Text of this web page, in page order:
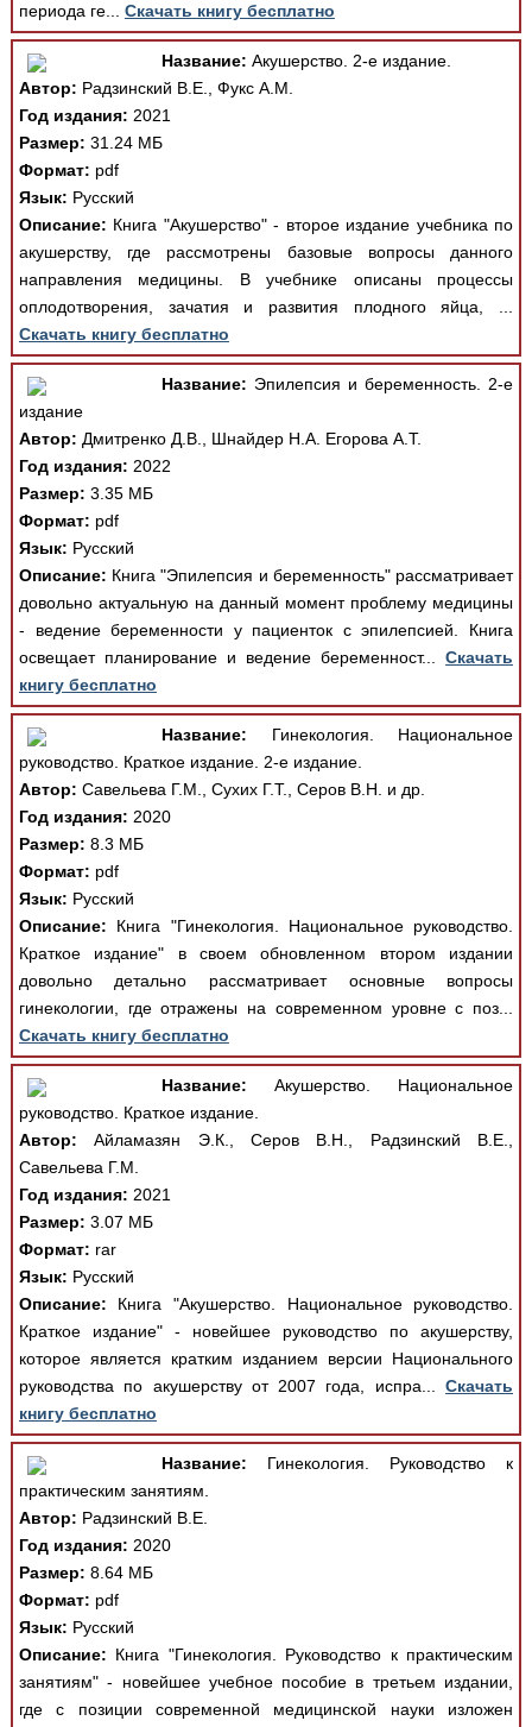
периода ге... Скачать книгу бесплатно
Название: Акушерство. 2-е издание.
Автор: Радзинский В.Е., Фукс А.М.
Год издания: 2021
Размер: 31.24 МБ
Формат: pdf
Язык: Русский
Описание: Книга "Акушерство" - второе издание учебника по
акушерству, где рассмотрены базовые вопросы данного
направления медицины. В учебнике описаны процессы
оплодотворения, зачатия и развития плодного яйца, ...
Скачать книгу бесплатно
Название: Эпилепсия и беременность. 2-е
издание
Автор: Дмитренко Д.В., Шнайдер Н.А. Егорова А.Т.
Год издания: 2022
Размер: 3.35 МБ
Формат: pdf
Язык: Русский
Описание: Книга "Эпилепсия и беременность" рассматривает
довольно актуальную на данный момент проблему медицины
- ведение беременности у пациенток с эпилепсией. Книга
освещает планирование и ведение беременност...Скачать
книгу бесплатно
Название: Гинекология. Национальное
руководство. Краткое издание. 2-е издание.
Автор: Савельева Г.М., Сухих Г.Т., Серов В.Н. и др.
Год издания: 2020
Размер: 8.3 МБ
Формат: pdf
Язык: Русский
Описание: Книга "Гинекология. Национальное руководство.
Краткое издание" в своем обновленном втором издании
довольно детально рассматривает основные вопросы
гинекологии, где отражены на современном уровне с поз...
Скачать книгу бесплатно
Название: Акушерство. Национальное
руководство. Краткое издание.
Автор: Айламазян Э.К., Серов В.Н., Радзинский В.Е.,
Савельева Г.М.
Год издания: 2021
Размер: 3.07 МБ
Формат: rar
Язык: Русский
Описание: Книга "Акушерство. Национальное руководство.
Краткое издание" - новейшее руководство по акушерству,
которое является кратким изданием версии Национального
руководства по акушерству от 2007 года, испра...Скачать
книгу бесплатно
Название: Гинекология. Руководство к
практическим занятиям.
Автор: Радзинский В.Е.
Год издания: 2020
Размер: 8.64 МБ
Формат: pdf
Язык: Русский
Описание: Книга "Гинекология. Руководство к практическим
занятиям" - новейшее учебное пособие в третьем издании,
где с позиции современной медицинской науки изложен